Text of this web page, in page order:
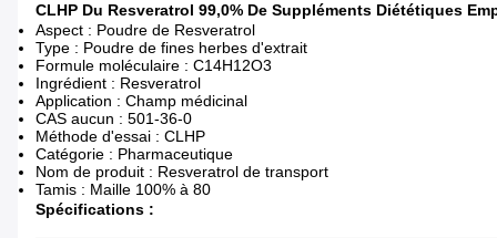
CLHP Du Resveratrol 99,0% De Suppléments Diététiques
Aspect : Poudre de Resveratrol
Type : Poudre de fines herbes d'extrait
Formule moléculaire : C14H12O3
Ingrédient : Resveratrol
Application : Champ médicinal
CAS aucun : 501-36-0
Méthode d'essai : CLHP
Catégorie : Pharmaceutique
Nom de produit : Resveratrol de transport
Tamis : Maille 100% à 80
Spécifications :